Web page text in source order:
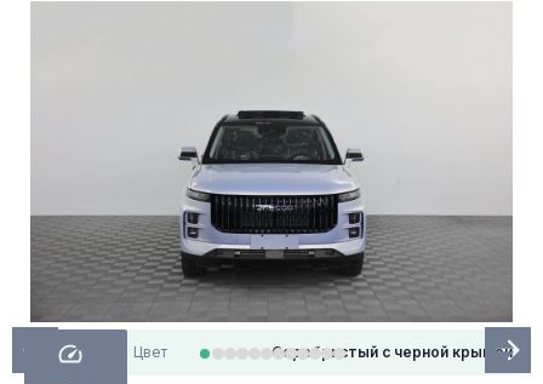
Цвет Серебристый с черной крышей